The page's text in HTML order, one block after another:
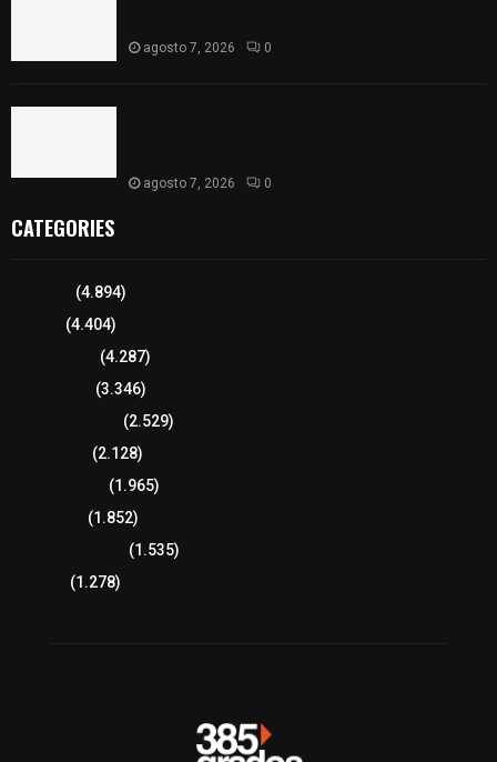
agosto 7, 2026 0
agosto 7, 2026 0
CATEGORIES
(4.894)
(4.404)
(4.287)
(3.346)
(2.529)
(2.128)
(1.965)
(1.852)
(1.535)
(1.278)